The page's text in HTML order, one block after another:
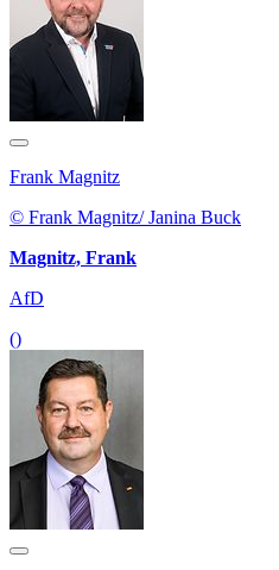
Frank Magnitz
© Frank Magnitz/ Janina Buck
Magnitz, Frank
AfD
()